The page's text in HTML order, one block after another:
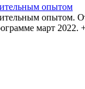
опытом
опытом.
март 2022.